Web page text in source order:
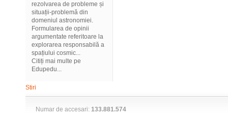
rezolvarea de probleme și
situații-problemă din
domeniul astronomiei.
Formularea de opinii
argumentate referitoare la
explorarea responsabilă a
spațiului cosmic...
Citiți mai multe pe
Edupedu...
Stiri
Numar de accesari: 133.881.574